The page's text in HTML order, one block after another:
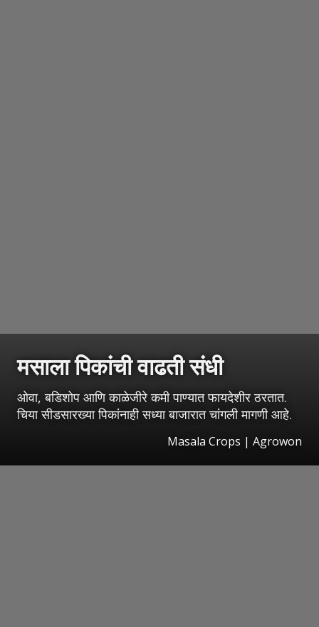
मसाला पिकांची वाढती संधी
ओवा, बडिशोप आणि काळेजीरे कमी पाण्यात फायदेशीर ठरतात.
चिया सीडसारख्या पिकांनाही सध्या बाजारात चांगली मागणी आहे.
Masala Crops | Agrowon